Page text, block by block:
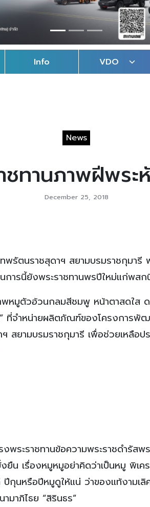
Info VDO
News
ชทานภาพฝีพร
December 25, 2018
พรัตนราชสุดาฯ สยามบรมราชกุมารี
ารนี้ยังพระราชทานพรปีใหม่แก่พสก
หมูตัวอ้วนกลมสีชมพู หน้าตาสดใส ด
ที่จำหน่ายผลิตภัณฑ์ของโครงการพั
สยามบรมราชกุมารี เพื่อช่วยเหลือป
ระราชทานข้อความพระราชดำรัส
เรื่องหมูหมูอย่าคิดว่าเป็นหมู พิเคร
กุนหรือปีหมูดูให้แน่ ว่าของแท้งามเ
มาภิไธย “สิรินธร”